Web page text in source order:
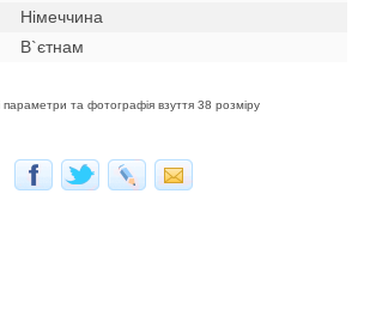
Німеччина
В`єтнам
параметри та фотографія взуття 38 розміру